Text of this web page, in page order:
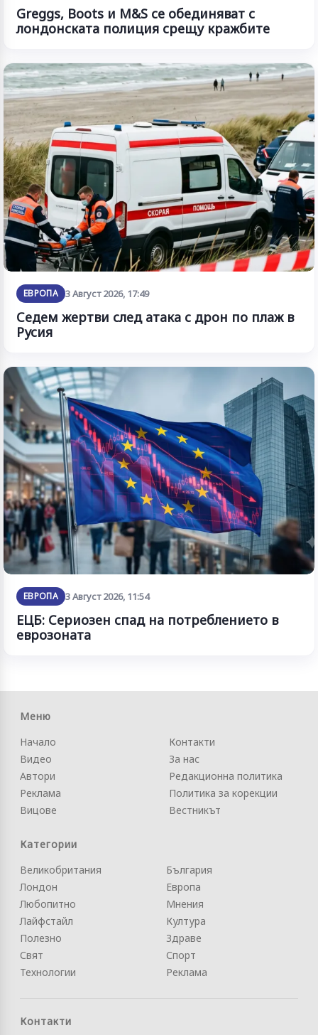
Greggs, Boots и M&S се обединяват с
лондонската полиция срещу кражбите
ЕВРОПА 3 Август 2026, 17:49
Седем жертви след атака с дрон по плаж в
Русия
ЕВРОПА 3 Август 2026, 11:54
ЕЦБ: Сериозен спад на потреблението в
еврозоната
Меню
Начало
Видео
Автори
Реклама
Вицове
Контакти
За нас
Редакционна политика
Политика за корекции
Вестникът
Категории
Великобритания
Лондон
Любопитно
Лайфстайл
Полезно
Свят
Технологии
България
Европа
Мнения
Култура
Здраве
Спорт
Реклама
Контакти